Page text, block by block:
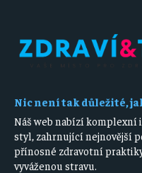
Nic není tak důležité,
Náš web nabízí komplexní
styl, zahrnující nejnovější
přínosné zdravotní
vyváženou stravu.